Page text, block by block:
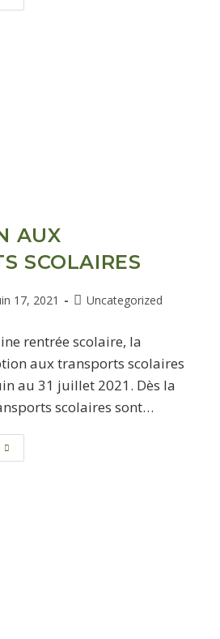
AUX
SCOLAIRES
17, 2021 Uncategorized
rentrée scolaire, la
aux transports scolaires
au 31 juillet 2021. Dès la
scolaires sont…